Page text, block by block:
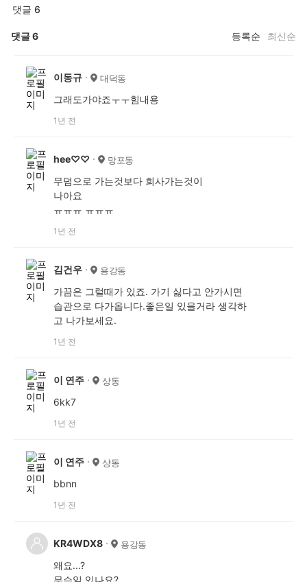
댓글 6
댓글6 등록순 최신순
이동규 대덕동
그래도가야죠ㅜㅜ힘내용
1년 전
hee♡♡ 망포동
무덤으로 가는것보다 회사가는것이
나아요
ㅠㅠㅠ ㅠㅠㅠ
1년 전
김건우 용강동
가끔은 그럴때가 있죠. 가기 싫다고 안가시면
습관으로 다가옵니다.좋은일 있을거라 생각하
고 나가보세요.
1년 전
이 연주 상동
6kk7
1년 전
이 연주 상동
bbnn
1년 전
KR4WDX8 용강동
왜요...?
무슨일 있나요?